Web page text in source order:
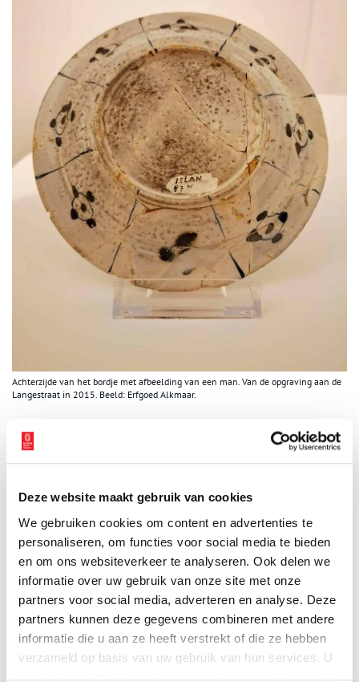
Deze website maakt gebruik van cookies
We gebruiken cookies om content en advertenties te
personaliseren, om functies voor social media te bieden
en om ons websiteverkeer te analyseren. Ook delen we
informatie over uw gebruik van onze site met onze
partners voor social media, adverteren en analyse. Deze
partners kunnen deze gegevens combineren met andere
informatie die u aan ze heeft verstrekt of die ze hebben
verzameld op basis van uw gebruik van hun services. U
Achterzijde van het bordje met afbeelding van een man. Van de opgraving aan de
Langestraat in 2015. Beeld: Erfgoed Alkmaar.
Het gaat om een stuk Nederlands faience. Dat is aardewerk met
tinglazuur. Het bordje is gemaakt tussen 1625 en 1650 en heeft
kraakporselein, dat in het begin van de zeventiende eeuw
populair was.
In de archeologie wordt aardewerk beschreven met behulp van
het Deventer-systeem. Dit bord kreeg bij de opgraving de code f-
bor-10. Bor staat voor bord. En 10 staat voor de vorm: in dit geval
dat de platte bodem vloeiend overgaat in een opstaande
gebogen rand (Afb 4).
De termen helpen ons om het aardewerk goed te herkennen en
correct in te delen. En dit is dan weer het veertiende bord van dit